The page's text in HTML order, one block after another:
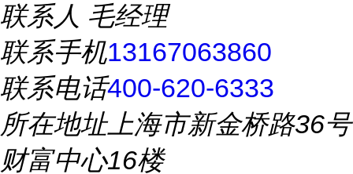
联系人 毛经理
联系手机13167063860
联系电话400-620-6333
所在地址上海市新金桥路36号
财富中心16楼